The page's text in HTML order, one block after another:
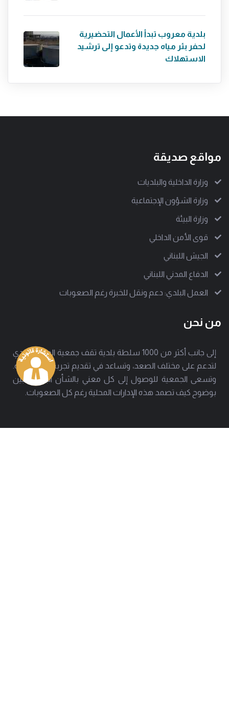
بلدية معروب تبدأ الأعمال التحضيرية
لحفر بئر مياه جديدة وتدعو إلى ترشيد
الاستهلاك
مواقع صديقة
وزارة الداخلية والبلديات
وزارة الشؤون الإجتماعية
وزارة البيئة
قوى الأمن الداخلي
الجيش اللبناني
الدفاع المدني اللبناني
العمل البلدي: دعم ونقل للخبرة رغم الصعوبات
من نحن
إلى جانب أكثر من 1000 سلطة بلدية تقف جمعية العمل البلدي
لتدعم على مختلف الصعد، وتساعد في تقديم تجربة بلدية ناجحة.
وتسعى الجمعية للوصول إلى كل معني بالشأن البلدي لتبين
بوضوح كيف تصمد هذه الإدارات المحلية رغم كل الصعوبات.
العنوان هاتف